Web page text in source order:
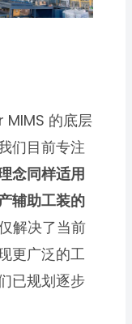
MIMS 的底层
们目前专注
念同样适用
辅助工装的
解决了当前
更广泛的工
已规划逐步